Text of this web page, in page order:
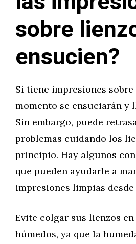
sobre
ensucien?
Si tiene impresiones
momento se ensuciarán y
Sin embargo, puede
problemas cuidando los
principio. Hay algunos
que pueden ayudarle a
impresiones limpias
Evite colgar sus lienzos
húmedos, ya que la